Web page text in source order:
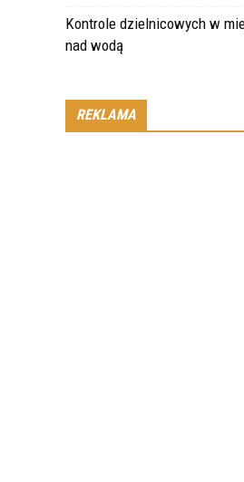
Kontrole dzielnicowych w
nad wodą
REKLAMA